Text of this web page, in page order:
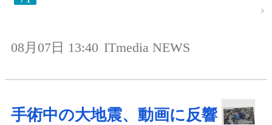
08月07日 13:40 ITmedia NEWS
手術中の大地震、動画に反響